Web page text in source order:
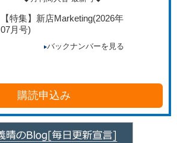
【特集】新店Marketing(2026年
07月号)
バックナンバーを見る
購読申込み